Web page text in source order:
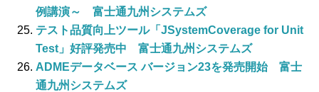
例講演～ 富士通九州システムズ
テスト品質向上ツール「JSystemCoverage for Unit
Test」好評発売中 富士通九州システムズ
ADMEデータベース バージョン23を発売開始 富士
通九州システムズ